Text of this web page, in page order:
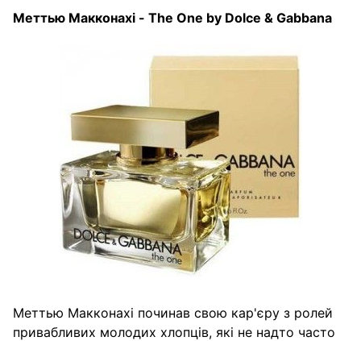
Меттью Макконахі - The One by Dolce & Gabbana
Меттью Макконахі починав свою кар'єру з ролей
привабливих молодих хлопців, які не надто часто